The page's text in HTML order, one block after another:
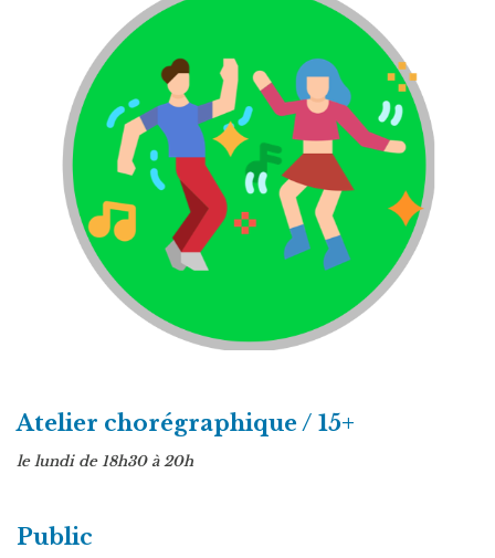
Atelier chorégraphique / 15+
le lundi de 18h30 à 20h
Public